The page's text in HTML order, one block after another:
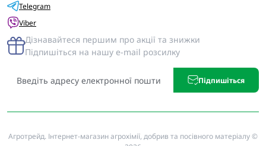
Telegram
Viber
Дізнавайтеся першим про акції та знижки
Підпишіться на нашу e-mail розсилку
Підпишіться
Агротрейд. Інтернет-магазин агрохімії, добрив та посівного матеріалу ©